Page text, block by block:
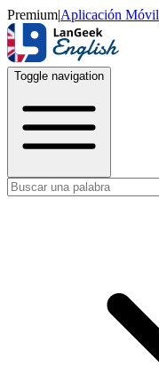
Premium|Aplicación Móvil
Toggle navigation